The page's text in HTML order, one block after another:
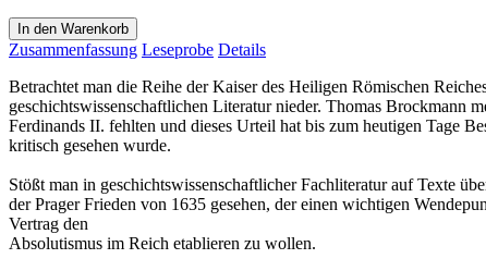
In den Warenkorb
Zusammenfassung Leseprobe Details
Betrachtet man die Reihe der Kaiser des Heiligen Römischen
geschichtswissenschaftlichen Literatur nieder. Thomas Brockmann
Ferdinands II. fehlten und dieses Urteil hat bis zum heutigen Tage
kritisch gesehen wurde.
Stößt man in geschichtswissenschaftlicher Fachliteratur auf Texte
der Prager Frieden von 1635 gesehen, der einen wichtigen
Vertrag den
Absolutismus im Reich etablieren zu wollen.